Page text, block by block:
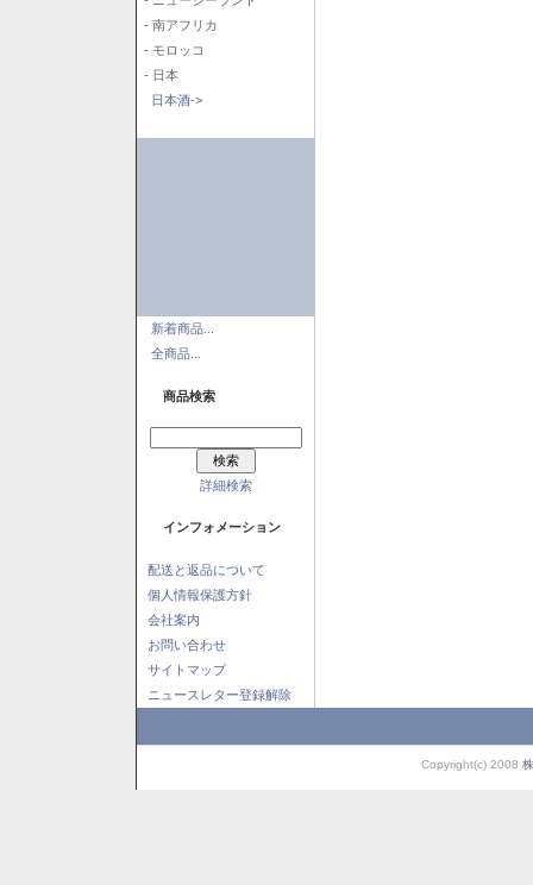
- 南アフリカ
- モロッコ
- 日本
日本酒->
新着商品...
全商品...
商品検索
詳細検索
インフォメーション
配送と返品について
個人情報保護方針
会社案内
お問い合わせ
サイトマップ
ニュースレター登録解除
Copyright(c) 2008